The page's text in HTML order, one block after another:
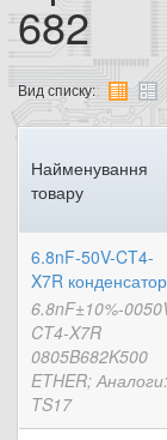
682
Вид списку:
Найменування
товару
6.8nF-50V-CT4-
X7R конденсатор
6.8nF±10%-
CT4-X7R
0805B682K500
ETHER; Аналоги:
TS17